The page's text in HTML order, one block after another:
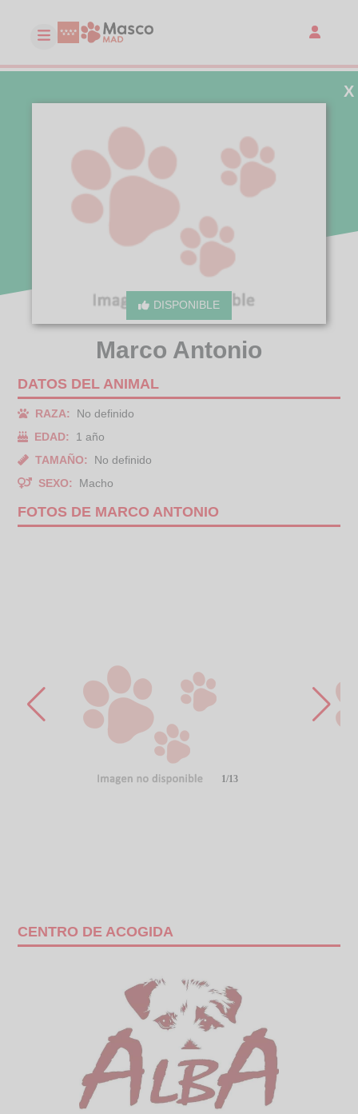
DISPONIBLE
X
Marco Antonio
DATOS DEL ANIMAL
RAZA:
No definido
EDAD:
1 año
TAMAÑO:
No definido
SEXO:
Macho
FOTOS DE MARCO ANTONIO
1/13
CENTRO DE ACOGIDA